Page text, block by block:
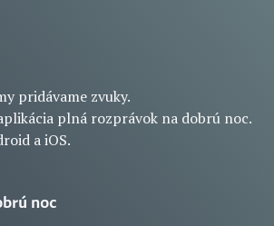
pridávame zvuky.
plná rozprávok na dobrú noc.
a iOS.
noc